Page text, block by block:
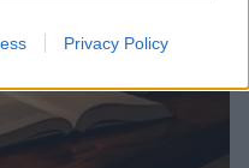
Privacy Policy